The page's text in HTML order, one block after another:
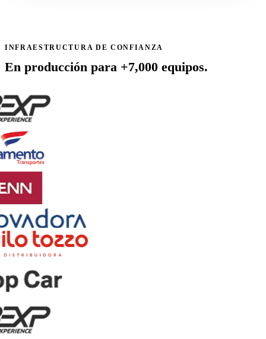
INFRAESTRUCTURA DE CONFIANZA
En producción para +7,000 equipos.